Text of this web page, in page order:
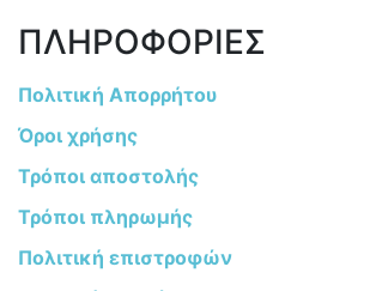
ΠΛΗΡΟΦΟΡΙΕΣ
Πολιτική Απορρήτου
Όροι χρήσης
Τρόποι αποστολής
Τρόποι πληρωμής
Πολιτική επιστροφών